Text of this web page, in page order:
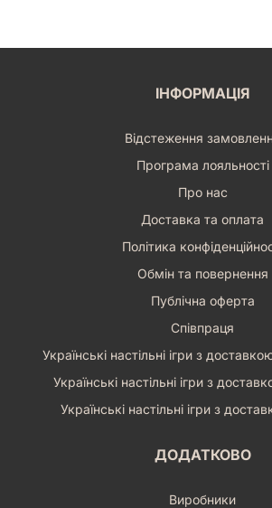
ІНФОРМАЦІЯ
Відстеження
Програма лояльності
Про нас
Доставка та оплата
Політика
Обмін та повернення
Публічна оферта
Співпраця
Українські настільні ігри з
Українські настільні ігри з
Українські настільні ігри з
ДОДАТКОВО
Виробники